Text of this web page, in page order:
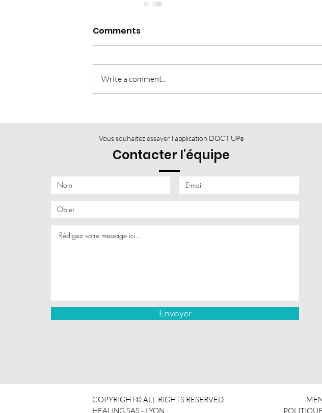
Comments
Write a comment...
Vous souhaitez essayer l’application DOCT’UP®
Contacter l'équipe
Envoyer
COPYRIGHT© ALL RIGHTS RESERVED
HEALING SAS - LYON